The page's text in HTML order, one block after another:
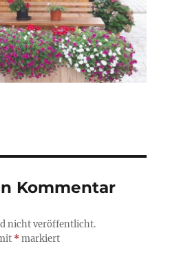
Kommentar
nicht veröffentlicht.
*markiert